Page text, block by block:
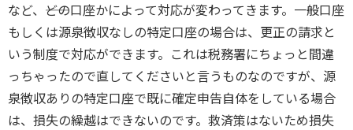
など、――どの口座かによって対応が変わってきます。一般口座
もしくは源泉徴収なしの特定口座の場合は、更正の請求と
いう制度で対応ができます。これは税務署にちょっと間違
っちゃったので直してくださいと言うものなのですが、源
泉徴収ありの特定口座で既に確定申告自体をしている場合
は、損失の繰越はできないのです。救済策はないため損失